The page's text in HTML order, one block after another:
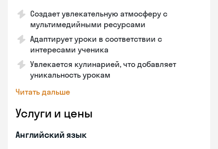
Создает увлекательную атмосферу с
мультимедийными ресурсами
Адаптирует уроки в соответствии с
интересами ученика
Увлекается кулинарией, что добавляет
уникальность урокам
Читать дальше
Услуги и цены
Английский язык